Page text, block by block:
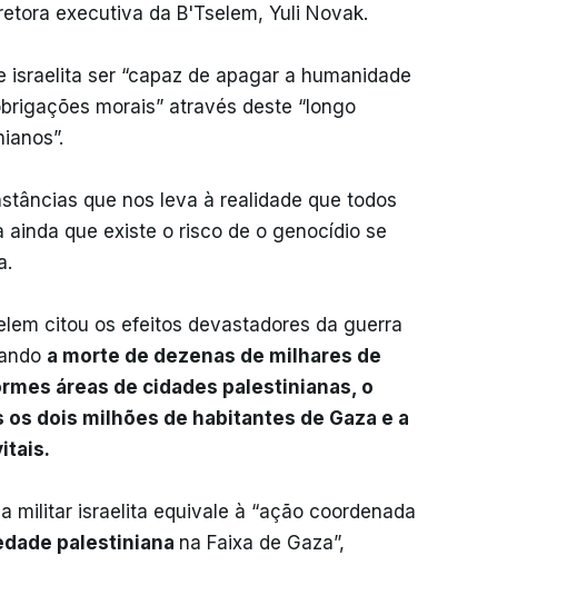
executiva da B'Tselem, Yuli Novak.
ser “capaz de apagar a humanidade
morais” através deste “longo
que nos leva à realidade que todos
que existe o risco de o genocídio se
citou os efeitos devastadores da guerra
a morte de dezenas de milhares de
áreas de cidades palestinianas, o
dois milhões de habitantes de Gaza e a
militar israelita equivale à “ação coordenada
palestiniana na Faixa de Gaza”,